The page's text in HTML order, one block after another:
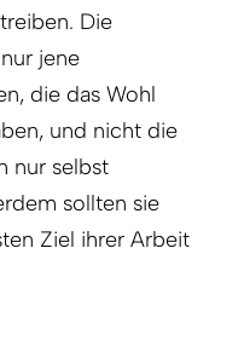
Die
jene
die das Wohl
und nicht die
nur selbst
sollten sie
Ziel ihrer Arbeit